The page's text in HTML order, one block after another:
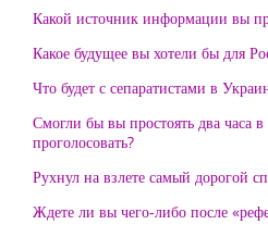
Какой источник информации вы
Какое будущее вы хотели бы для
Что будет с сепаратистами в
Смогли бы вы простоять два часа
проголосовать?
Рухнул на взлете самый дорогой
Ждете ли вы чего-либо после